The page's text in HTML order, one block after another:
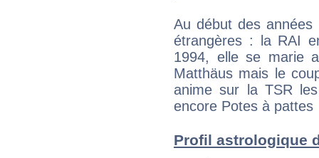
Au début des
étrangères : la RAI
1994, elle se marie
Matthäus mais le
anime sur la TSR
encore Potes à pattes
Profil astrologique